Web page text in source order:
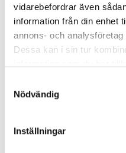
vidarebefordrar även
information från din enhet
annons- och
Dessa kan i sin tur
Nödvändig
Inställningar
Du blir rörligare,
Värk i rygg, axlar och
Hjärtat blir starkare